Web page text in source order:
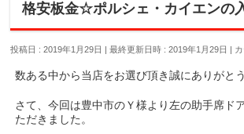
格安板金☆ポルシェ・カイエンの
投稿日 : 2019年1月29日 最終更新日時 : 2019年1月29日
数ある中から当店をお選び頂き誠にありがと
さて、今回は豊中市のＹ様より左の助手席ド
ただきました。